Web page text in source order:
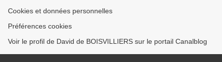
Cookies et données personnelles
Préférences cookies
Voir le profil de David de BOISVILLIERS sur le portail Canalblog